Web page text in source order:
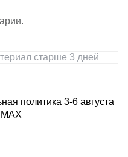
старше 3 дней
политика 3-6 августа